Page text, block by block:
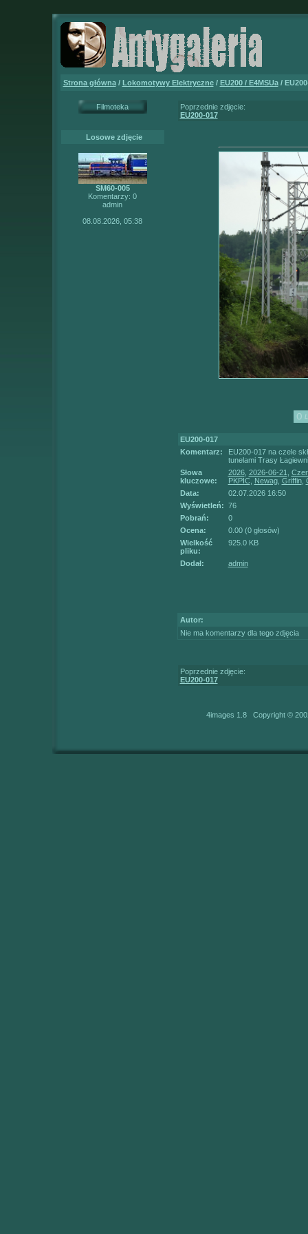
Strona główna/ Lokomotywy Elektryczne/ EU200 / E4MSUa/
Filmoteka
Losowe zdjęcie
SM60-005
Komentarzy: 0
admin
08.08.2026, 05:38
Poprzednie zdjęcie:
EU200-017
EU200-017
Komentarz:
EU200-017 na czele
tunelami Trasy
Słowa
kluczowe:
2026, 2026-06-21
PKPIC, Newag, Griffin,
Data:
02.07.2026 16:50
Wyświetleń: 76
Pobrań:
0
Ocena:
0.00 (0 głosów)
Wielkość
pliku:
925.0 KB
Dodał: admin
Autor:
Nie ma komentarzy dla tego zdjęcia
Poprzednie zdjęcie:
EU200-017
4images 1.8 Copyright ©